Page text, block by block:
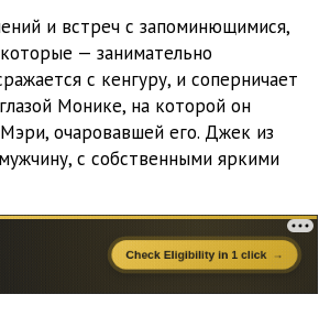
и встреч с запоминющимися,
— занимательно
с кенгуру, и соперничает
Монике, на которой он
очаровавшей его. Джек из
с собственными яркими